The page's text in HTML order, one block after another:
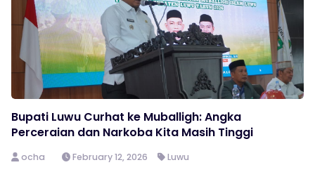
Bupati Luwu Curhat ke Muballigh: Angka
Perceraian dan Narkoba Kita Masih Tinggi
ocha February 12, 2026 Luwu